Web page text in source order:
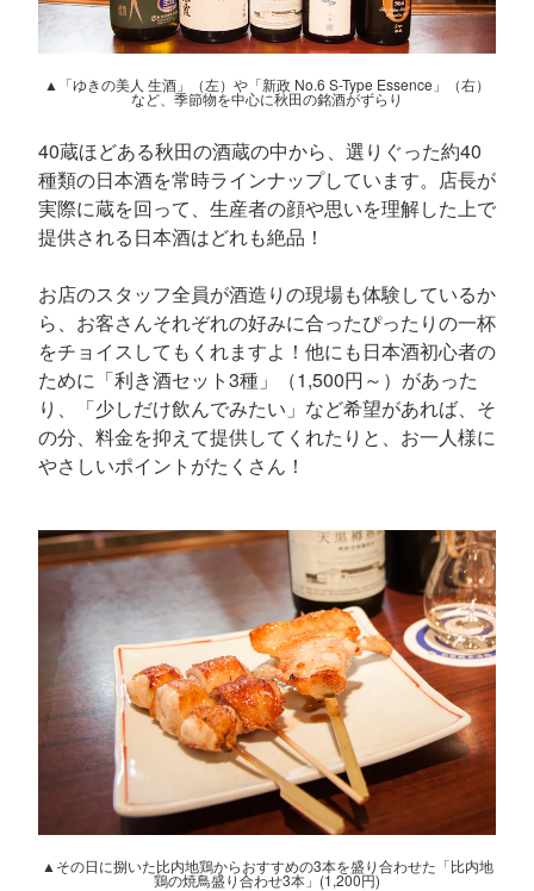
▲「ゆきの美人 生酒」（左）や「新政 No.6 S-Type Essence」（右）
など、季節物を中心に秋田の銘酒がずらり
40蔵ほどある秋田の酒蔵の中から、選りぐった約40
種類の日本酒を常時ラインナップしています。店長が
実際に蔵を回って、生産者の顔や思いを理解した上で
提供される日本酒はどれも絶品！
お店のスタッフ全員が酒造りの現場も体験しているか
ら、お客さんそれぞれの好みに合ったぴったりの一杯
をチョイスしてもくれますよ！他にも日本酒初心者の
ために「利き酒セット3種」（1,500円～）があった
り、「少しだけ飲んでみたい」など希望があれば、そ
の分、料金を抑えて提供してくれたりと、お一人様に
やさしいポイントがたくさん！
▲その日に捌いた比内地鶏からおすすめの3本を盛り合わせた「比内地
鶏の焼鳥盛り合わせ3本」(1,200円)